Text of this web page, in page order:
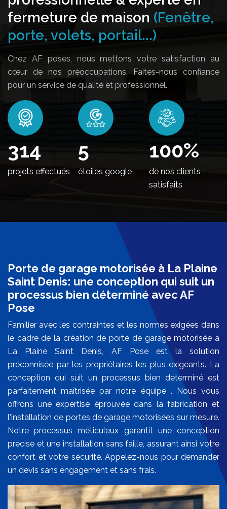
fermeture de maison (Fenêtre,
porte, volets, portail...)
Chez AF poses, nous mettons votre satisfaction au
cœur de nos préoccupations. Faites-nous confiance
pour un service de qualité et professionnel.
374
projets effectués
5
étoiles google
100%
de nos clients
satisfaits
Porte de garage motorisée à La Plaine
Saint Denis: une conception qui suit un
processus bien déterminé avec AF
Pose
Familier avec les contraintes et les normes exigées dans
le cadre de la création de porte de garage motorisée à
La Plaine Saint Denis, AF Pose est la solution
préconnisée par les propriétaires les plus exigeants. La
conception qui suit un processus bien déterminé est
parfaitement maîtrisée par notre équipe . Nous vous
offrons une expertise éprouvée dans la fabrication et
l'installation de portes de garage motorisées sur mesure.
Notre processus méticuleux garantit une conception
précise et une installation sans faille, assurant ainsi votre
confort et votre sécurité. Appelez-nous pour demander
un devis sans engagement et sans frais.